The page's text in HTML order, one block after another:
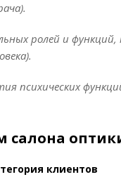
ролей и
психических
салона
клиентов